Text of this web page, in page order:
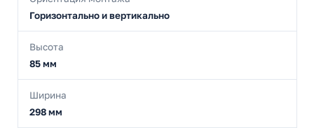
Горизонтально и вертикально
Высота
85 мм
Ширина
298 мм